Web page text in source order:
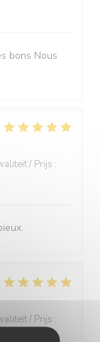
bons Nous
/ Prijs :
/ Prijs :